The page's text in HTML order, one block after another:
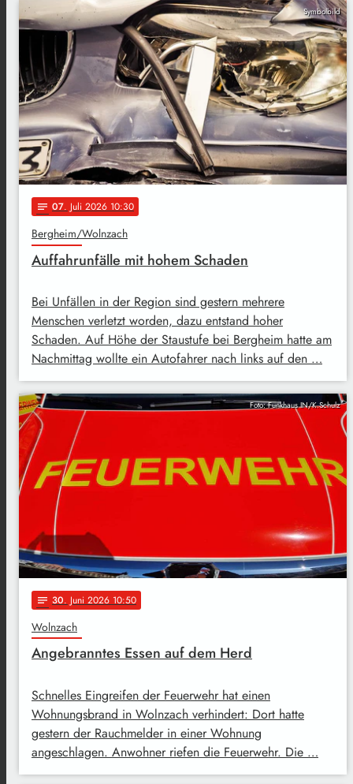
Symbolbild
notes 07. Juli 2026 10:30
Bergheim/Wolnzach
Auffahrunfälle mit hohem Schaden
Bei Unfällen in der Region sind gestern mehrere
Menschen verletzt worden, dazu entstand hoher
Schaden. Auf Höhe der Staustufe bei Bergheim hatte am
Nachmittag wollte ein Autofahrer nach links auf den …
Foto: Funkhaus IN/K.Schulz
notes 30. Juni 2026 10:50
Wolnzach
Angebranntes Essen auf dem Herd
Schnelles Eingreifen der Feuerwehr hat einen
Wohnungsbrand in Wolnzach verhindert: Dort hatte
gestern der Rauchmelder in einer Wohnung
angeschlagen. Anwohner riefen die Feuerwehr. Die …